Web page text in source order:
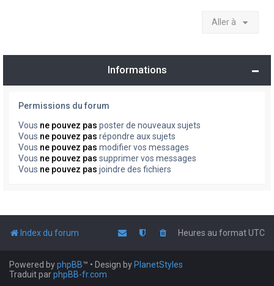
Aller à
Informations
Permissions du forum
Vous ne pouvez pas poster de nouveaux sujets
Vous ne pouvez pas répondre aux sujets
Vous ne pouvez pas modifier vos messages
Vous ne pouvez pas supprimer vos messages
Vous ne pouvez pas joindre des fichiers
Index du forum Heures au formatUTC
Powered byphpBB™ • Design by PlanetStyles
Traduit parphpBB-fr.com